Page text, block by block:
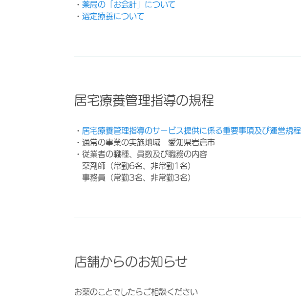
・ 薬局の「お会計」について
・ 選定療養について
居宅療養管理指導の規程
・ 居宅療養管理指導のサービス提供に係る重要事項及び運営規程
・通常の事業の実施地域 愛知県岩倉市
・従業者の職種、員数及び職務の内容
薬剤師（常勤6名、非常勤1名）
事務員（常勤3名、非常勤3名）
店舗からのお知らせ
お薬のことでしたらご相談ください